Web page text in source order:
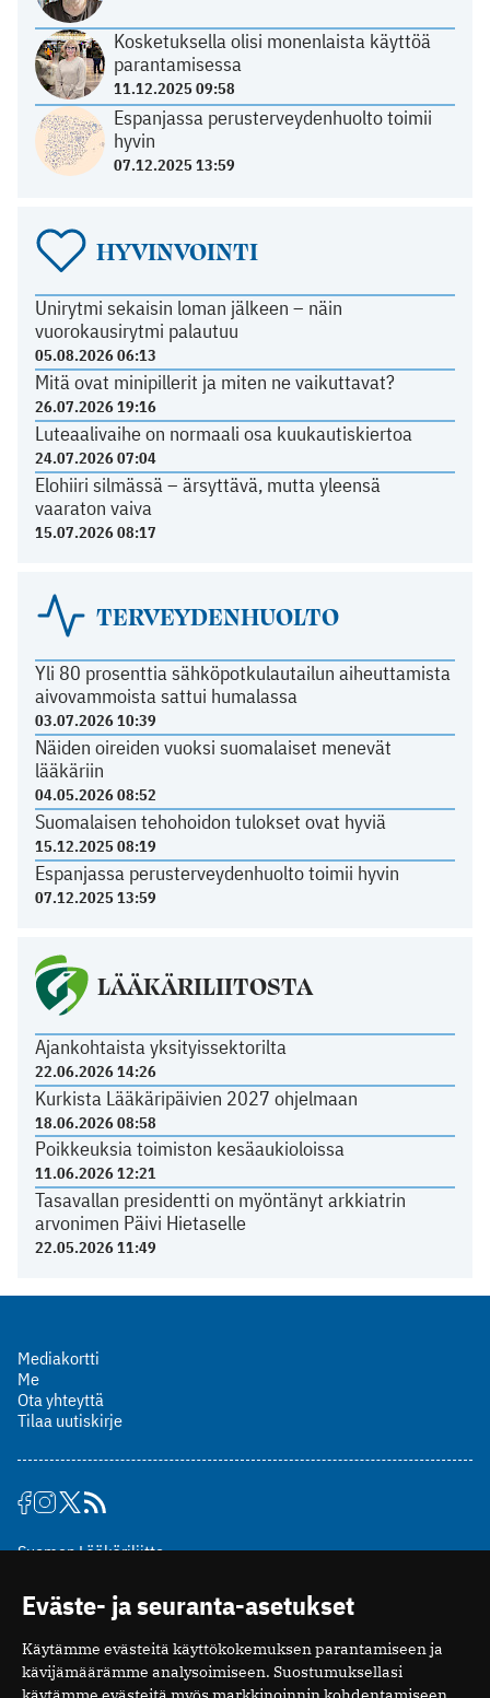
Kosketuksella olisi monenlaista käyttöä
parantamisessa
11.12.2025 09:58
Espanjassa perusterveydenhuolto toimii
hyvin
07.12.2025 13:59
HYVINVOINTI
Unirytmi sekaisin loman jälkeen – näin
vuorokausirytmi palautuu
05.08.2026 06:13
Mitä ovat minipillerit ja miten ne vaikuttavat?
26.07.2026 19:16
Luteaalivaihe on normaali osa kuukautiskiertoa
24.07.2026 07:04
Elohiiri silmässä – ärsyttävä, mutta yleensä
vaaraton vaiva
15.07.2026 08:17
TERVEYDENHUOLTO
Yli 80 prosenttia sähköpotkulautailun aiheuttamista
aivovammoista sattui humalassa
03.07.2026 10:39
Näiden oireiden vuoksi suomalaiset menevät
lääkäriin
04.05.2026 08:52
Suomalaisen tehohoidon tulokset ovat hyviä
15.12.2025 08:19
Espanjassa perusterveydenhuolto toimii hyvin
07.12.2025 13:59
LÄÄKÄRILIITOSTA
Ajankohtaista yksityissektorilta
22.06.2026 14:26
Kurkista Lääkäripäivien 2027 ohjelmaan
18.06.2026 08:58
Poikkeuksia toimiston kesäaukioloissa
11.06.2026 12:21
Tasavallan presidentti on myöntänyt arkkiatrin
arvonimen Päivi Hietaselle
22.05.2026 11:49
Mediakortti
Me
Ota yhteyttä
Tilaa uutiskirje
Suomen Lääkäriliitto
00510 Helsinki
puh. (09) 393 091
toimitus@potilaanlaakarilehti.fi
Eväste- ja seuranta-asetukset
Käytämme evästeitä käyttökokemuksen parantamiseen ja
kävijämäärämme analysoimiseen. Suostumuksellasi